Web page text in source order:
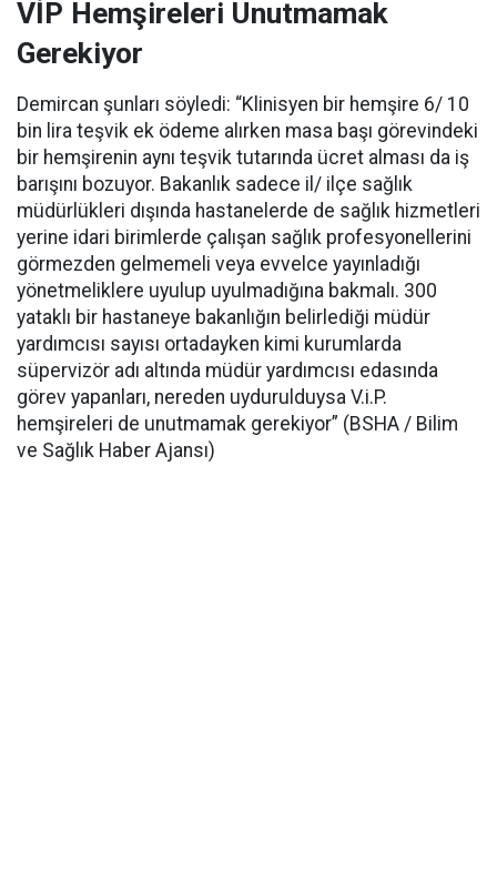
VİP Hemşireleri Unutmamak
Gerekiyor
Demircan şunları söyledi: “Klinisyen bir hemşire 6/ 10
bin lira teşvik ek ödeme alırken masa başı görevindeki
bir hemşirenin aynı teşvik tutarında ücret alması da iş
barışını bozuyor. Bakanlık sadece il/ ilçe sağlık
müdürlükleri dışında hastanelerde de sağlık hizmetleri
yerine idari birimlerde çalışan sağlık profesyonellerini
görmezden gelmemeli veya evvelce yayınladığı
yönetmeliklere uyulup uyulmadığına bakmalı. 300
yataklı bir hastaneye bakanlığın belirlediği müdür
yardımcısı sayısı ortadayken kimi kurumlarda
süpervizör adı altında müdür yardımcısı edasında
görev yapanları, nereden uydurulduysa V.i.P.
hemşireleri de unutmamak gerekiyor” (BSHA / Bilim
ve Sağlık Haber Ajansı)